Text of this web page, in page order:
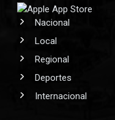
Nacional
Local
Regional
Deportes
Internacional